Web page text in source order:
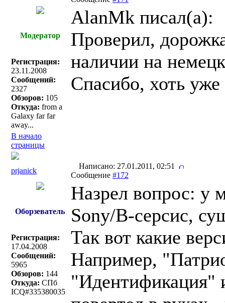
Модератор
Регистрация:
23.11.2008
Сообщений:
2327
Обзоров: 105
Откуда: from a
Galaxy far far
away...
AlanMk писал(a):
Проверил,
наличии на
Спасибо, хоть
В начало
страницы
prjanick
Написано: 27.01.2011, 02:51
Сообщение #172
Оборзеватель
Регистрация:
17.04.2008
Сообщений:
5965
Обзоров: 144
Откуда: СПб
ICQ#335380035
Назрел вопрос: у
Sony/В-серсис,
Так вот какие
Например,
"Идентификация"